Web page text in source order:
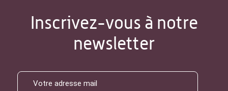
Inscrivez-vous à notre
newsletter